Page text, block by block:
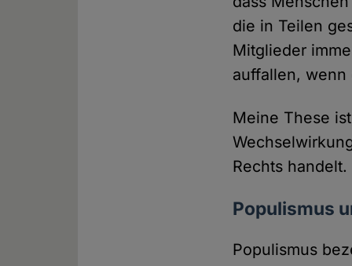
die in Teilen
Mitglieder
auffallen, wenn
Meine These
Rechts handelt.
Populismus
Populismus